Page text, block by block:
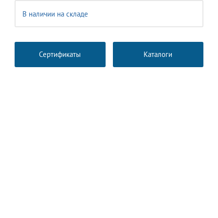
В наличии на складе
Сертификаты Каталоги